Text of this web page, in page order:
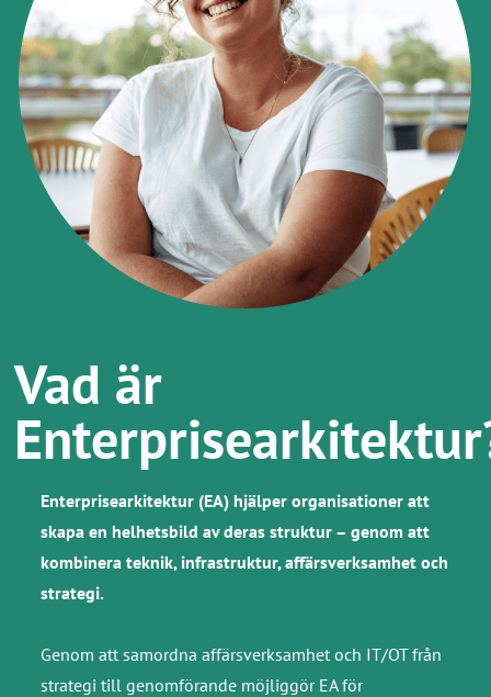
​Vad är
Enterprisearkitektur (EA) hjälper organisationer att
skapa en helhetsbild av deras struktur – genom att
kombinera teknik, infrastruktur, affärsverksamhet och
strategi.
Genom att samordna affärsverksamhet och IT/OT från
strategi till genomförande möjliggör EA för